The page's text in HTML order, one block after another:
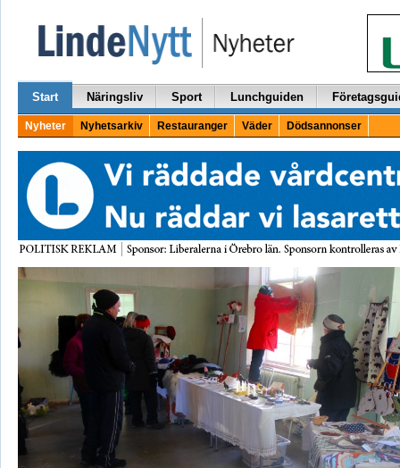
Start Näringsliv Sport Lunchguiden
Nyheter Nyhetsarkiv Restauranger Väder Dödsannonser